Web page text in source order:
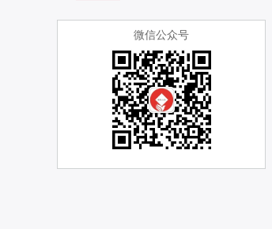
微信公众号